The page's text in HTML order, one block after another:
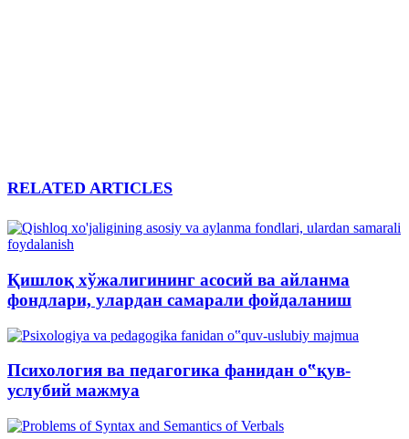
RELATED ARTICLES
Қишлоқ хўжалигининг асосий ва айланма
фондлари, улардан самарали фойдаланиш
Психология ва педагогика фанидан о‟қув-
услубий мажмуа